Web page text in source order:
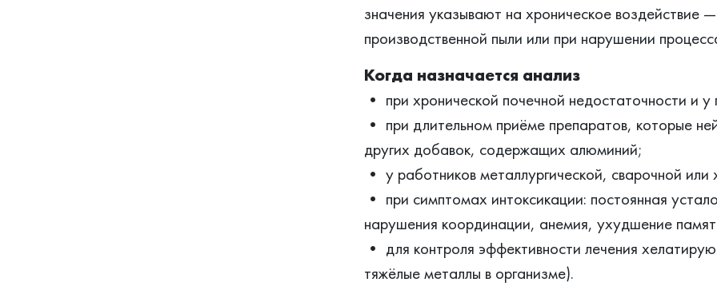
значения указывают на хроническое воздействие
производственной пыли или при нарушении
Когда назначается анализ
• при хронической почечной недостаточности и
• при длительном приёме препаратов, которые
других добавок, содержащих алюминий;
• у работников металлургической, сварочной
• при симптомах интоксикации: постоянная
нарушения координации, анемия, ухудшение
• для контроля эффективности лечения
тяжёлые металлы в организме).